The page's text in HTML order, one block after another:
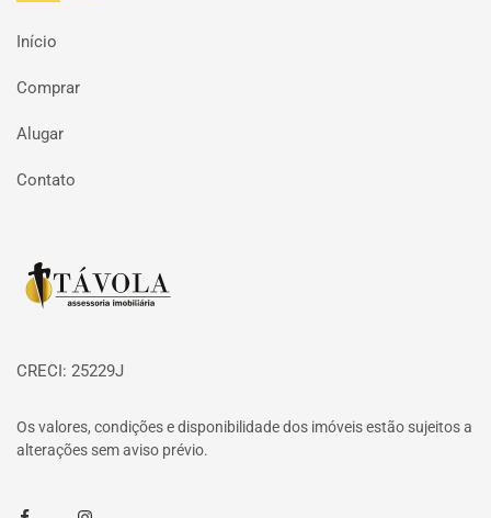
Início
Comprar
Alugar
Contato
Página inicial
CRECI: 25229J
Os valores, condições e disponibilidade dos imóveis estão sujeitos a
alterações sem aviso prévio.